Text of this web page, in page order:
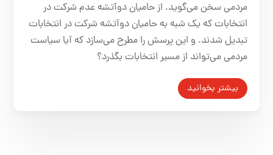
مردمی سخن می‌گوید. از حامیان دوآتشه عدم شرکت در
انتخابات که یک شبه به حامیان دوآتشه شرکت در انتخابات
تبدیل شدند. و این پرسش را مطرح می‌سازد که آیا سیاست
مردمی می‌تواند از مسیر انتخابات بگذرد؟
بیشتر بخوانید